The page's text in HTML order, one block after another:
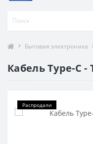
Бытовая электроника
Кабель Type-C -
Распродали